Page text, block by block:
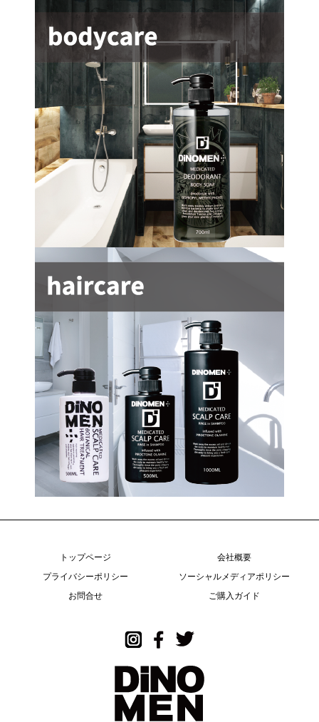
トップページ
会社概要
プライバシーポリシー
ソーシャルメディアポリシー
お問合せ
ご購入ガイド